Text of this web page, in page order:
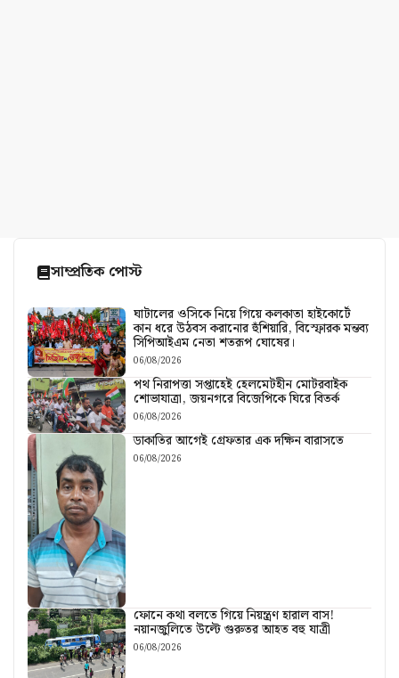
সাম্প্রতিক পোস্ট
ঘাটালের ওসিকে নিয়ে গিয়ে কলকাতা হাইকোর্টে
কান ধরে উঠবস করানোর হুঁশিয়ারি, বিস্ফোরক মন্তব্য
সিপিআইএম নেতা শতরূপ ঘোষের।
06/08/2026
পথ নিরাপত্তা সপ্তাহেই হেলমেটহীন মোটরবাইক
শোভাযাত্রা, জয়নগরে বিজেপিকে ঘিরে বিতর্ক
06/08/2026
ডাকাতির আগেই গ্রেফতার এক দক্ষিন বারাসতে
06/08/2026
ফোনে কথা বলতে গিয়ে নিয়ন্ত্রণ হারাল বাস!
নয়ানজুলিতে উল্টে গুরুতর আহত বহু যাত্রী
06/08/2026